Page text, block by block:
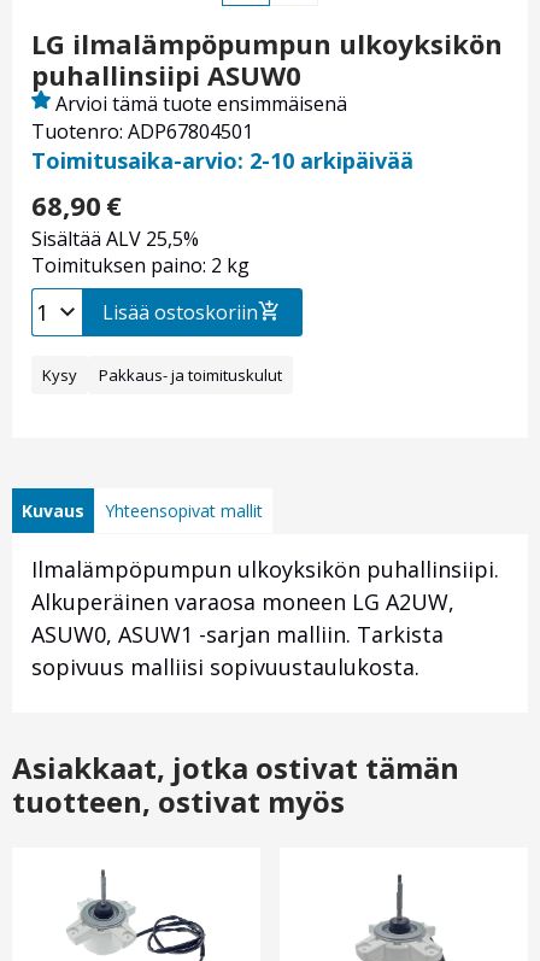
LG ilmalämpöpumpun ulkoyksikön
puhallinsiipi ASUW0
Tuotenro: ADP67804501
Arvioi tämä tuote ensimmäisenä
Toimitusaika-arvio: 2-10 arkipäivää
68,90 €
Sisältää ALV 25,5%
Toimituksen paino: 2 kg
Lisää ostoskoriin
Kysy Pakkaus- ja toimituskulut
Kuvaus Yhteensopivat mallit
Ilmalämpöpumpun ulkoyksikön puhallinsiipi.
Alkuperäinen varaosa moneen LG A2UW,
ASUW0, ASUW1 -sarjan malliin. Tarkista
sopivuus malliisi sopivuustaulukosta.
Asiakkaat, jotka ostivat tämän
tuotteen, ostivat myös